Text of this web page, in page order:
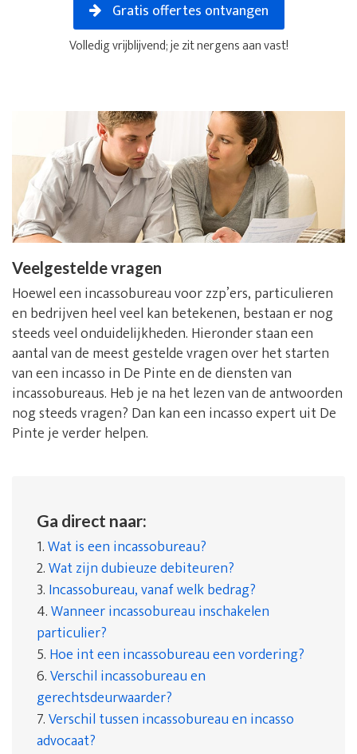
Gratis offertes ontvangen
Volledig vrijblijvend; je zit nergens aan vast!
Veelgestelde vragen
Hoewel een incassobureau voor zzp’ers, particulieren
en bedrijven heel veel kan betekenen, bestaan er nog
steeds veel onduidelijkheden. Hieronder staan een
aantal van de meest gestelde vragen over het starten
van een incasso in De Pinte en de diensten van
incassobureaus. Heb je na het lezen van de antwoorden
nog steeds vragen? Dan kan een incasso expert uit De
Pinte je verder helpen.
Ga direct naar:
1.Wat is een incassobureau?
2.Wat zijn dubieuze debiteuren?
3. Incassobureau, vanaf welk bedrag?
4.Wanneer incassobureau inschakelen
particulier?
5. Hoe int een incassobureau een vordering?
6.Verschil incassobureau en
gerechtsdeurwaarder?
7.Verschil tussen incassobureau en incasso
advocaat?